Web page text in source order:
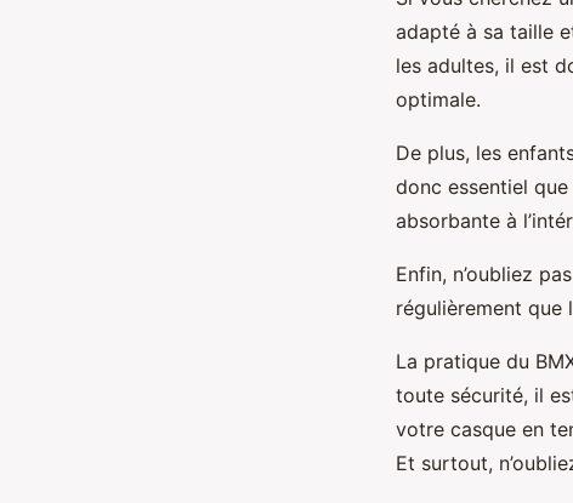
adapté à sa taille
les adultes, il est
optimale.
De plus, les
donc essentiel
absorbante à
Enfin, n’oubliez
régulièrement que
La pratique du
toute sécurité, il
votre casque en
Et surtout,